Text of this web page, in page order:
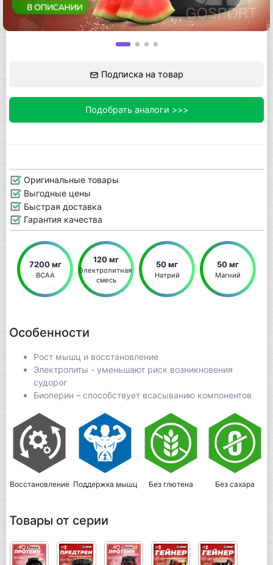
Подписка на товар
Подобрать аналоги >>>
Оригинальные товары
Выгодные цены
Быстрая доставка
Гарантия качества
7200 мг
BCAA
120 мг
Электролитная
смесь
50 мг
Натрий
50 мг
Магний
Особенности
Рост мышц и восстановление
Электролиты - уменьшают риск возникновения
судорог
Биоперин – способствует всасыванию компонентов
Восстановление Поддержка мышц Без глютена Без сахара
Товары от серии